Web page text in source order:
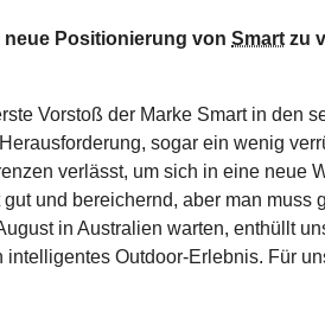
Positionierung von Smart zu
Vorstoß der Marke Smart in den
sogar ein wenig
verlässt, um sich in eine neue
und bereichernd, aber man muss
in Australien warten, enthüllt
Outdoor-Erlebnis. Für